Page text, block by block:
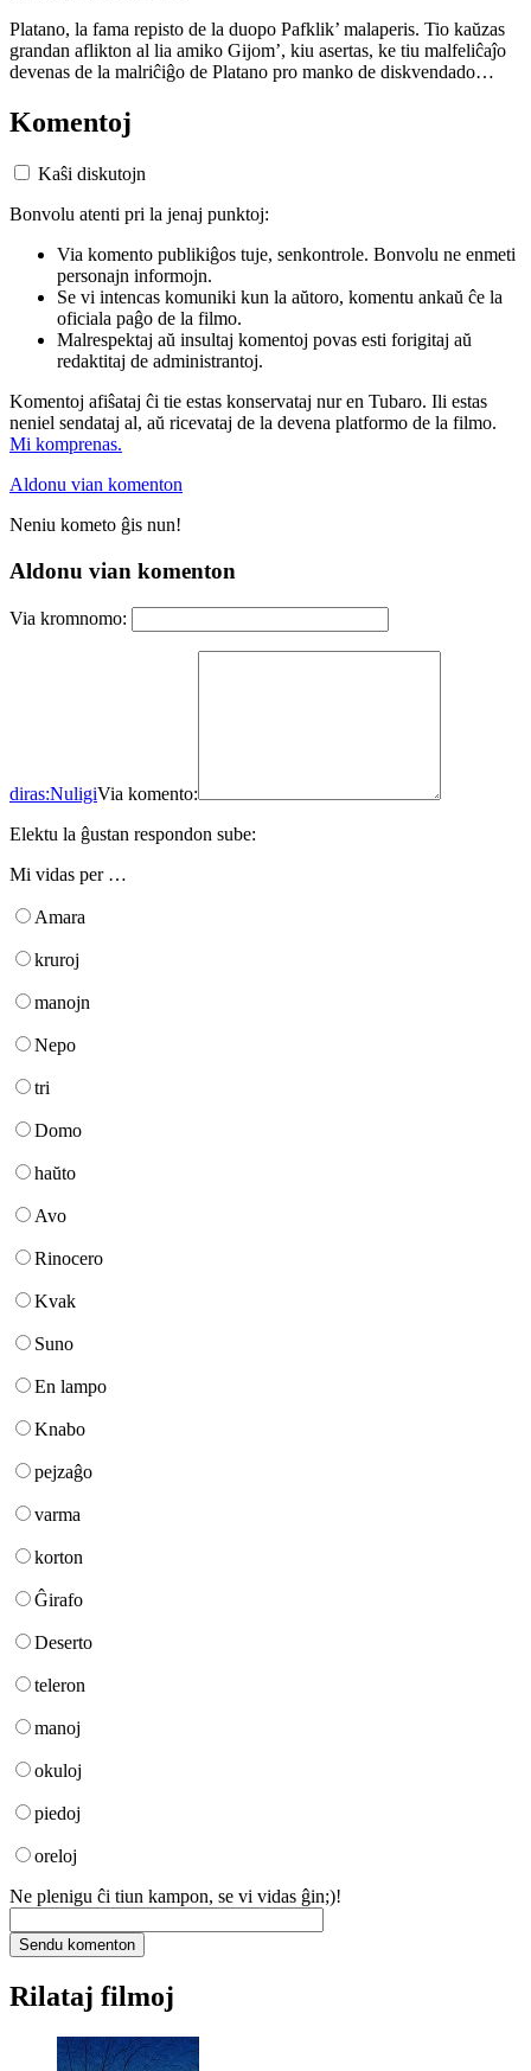
Platano, la fama repisto de la duopo Pafklik’ malaperis. Tio kaŭzas
grandan aflikton al lia amiko Gijom’, kiu asertas, ke tiu malfeliĉaĵo
devenas de la malriĉiĝo de Platano pro manko de diskvendado…
Komentoj
Kaŝi diskutojn
Bonvolu atenti pri la jenaj punktoj:
Via komento publikiĝos tuje, senkontrole. Bonvolu ne enmeti
personajn informojn.
Se vi intencas komuniki kun la aŭtoro, komentu ankaŭ ĉe la
oficiala paĝo de la filmo.
Malrespektaj aŭ insultaj komentoj povas esti forigitaj aŭ
redaktitaj de administrantoj.
Komentoj afiŝataj ĉi tie estas konservataj nur en Tubaro. Ili estas
neniel sendataj al, aŭ ricevataj de la devena platformo de la filmo.
Mi komprenas.
Aldonu vian komenton
Neniu kometo ĝis nun!
Aldonu vian komenton
Via kromnomo:
diras:NuligiVia komento:
Elektu la ĝustan respondon sube:
Mi vidas per …
Amara
kruroj
manojn
Nepo
tri
Domo
haŭto
Avo
Rinocero
Kvak
Suno
En lampo
Knabo
pejzaĝo
varma
korton
Ĝirafo
Deserto
teleron
manoj
okuloj
piedoj
oreloj
Ne plenigu ĉi tiun kampon, se vi vidas ĝin;)!
Rilataj filmoj